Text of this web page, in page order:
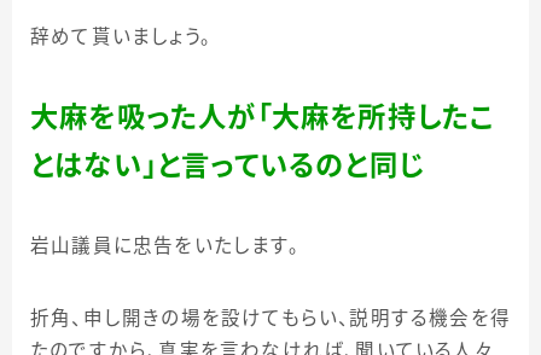
辞めて貰いましょう。
大麻を吸った人が「大麻を所持したこ
とはない」と言っているのと同じ
岩山議員に忠告をいたします。
折角、申し開きの場を設けてもらい、説明する機会を得
たのですから、真実を言わなければ、聞いている人々